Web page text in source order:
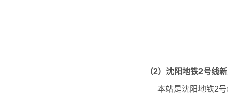
（2）沈阳地铁2号线
本站是沈阳地铁2号